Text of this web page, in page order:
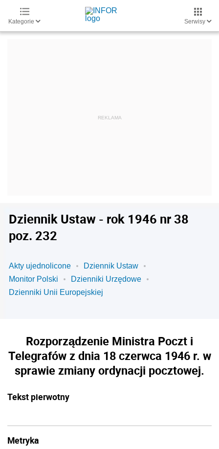
Kategorie Serwisy
Dziennik Ustaw - rok 1946 nr 38
poz. 232
Akty ujednolicone
Dziennik Ustaw
Monitor Polski
Dzienniki Urzędowe
Dzienniki Unii Europejskiej
Rozporządzenie Ministra Poczt i
Telegrafów z dnia 18 czerwca 1946 r. w
sprawie zmiany ordynacji pocztowej.
Tekst pierwotny
Metryka